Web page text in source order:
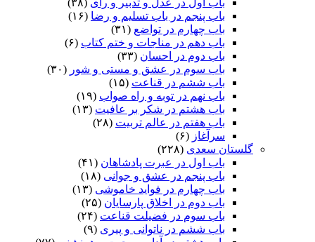
باب پنجم در باب تسلیم و رضا (۱۶)
باب چهارم در تواضع (۳۱)
باب دهم در مناجات و ختم کتاب (۶)
باب دوم در احسان (۳۳)
باب سوم در عشق و مستی و شور (۳۰)
باب ششم در قناعت (۱۵)
باب نهم در توبه و راه صواب (۱۹)
باب هشتم در شکر بر عافیت (۱۳)
باب هفتم در عالم تربیت (۲۸)
سرآغاز (۶)
گلستان سعدی (۲۲۸)
باب اول در عبرت پادشاهان (۴۱)
باب پنجم در عشق و جوانى (۱۸)
باب چهارم در فواید خاموشى (۱۳)
باب دوم در اخلاق پارسایان (۲۵)
باب سوم در فضیلت قناعت (۲۴)
باب ششم در ناتوانى و پیرى (۹)